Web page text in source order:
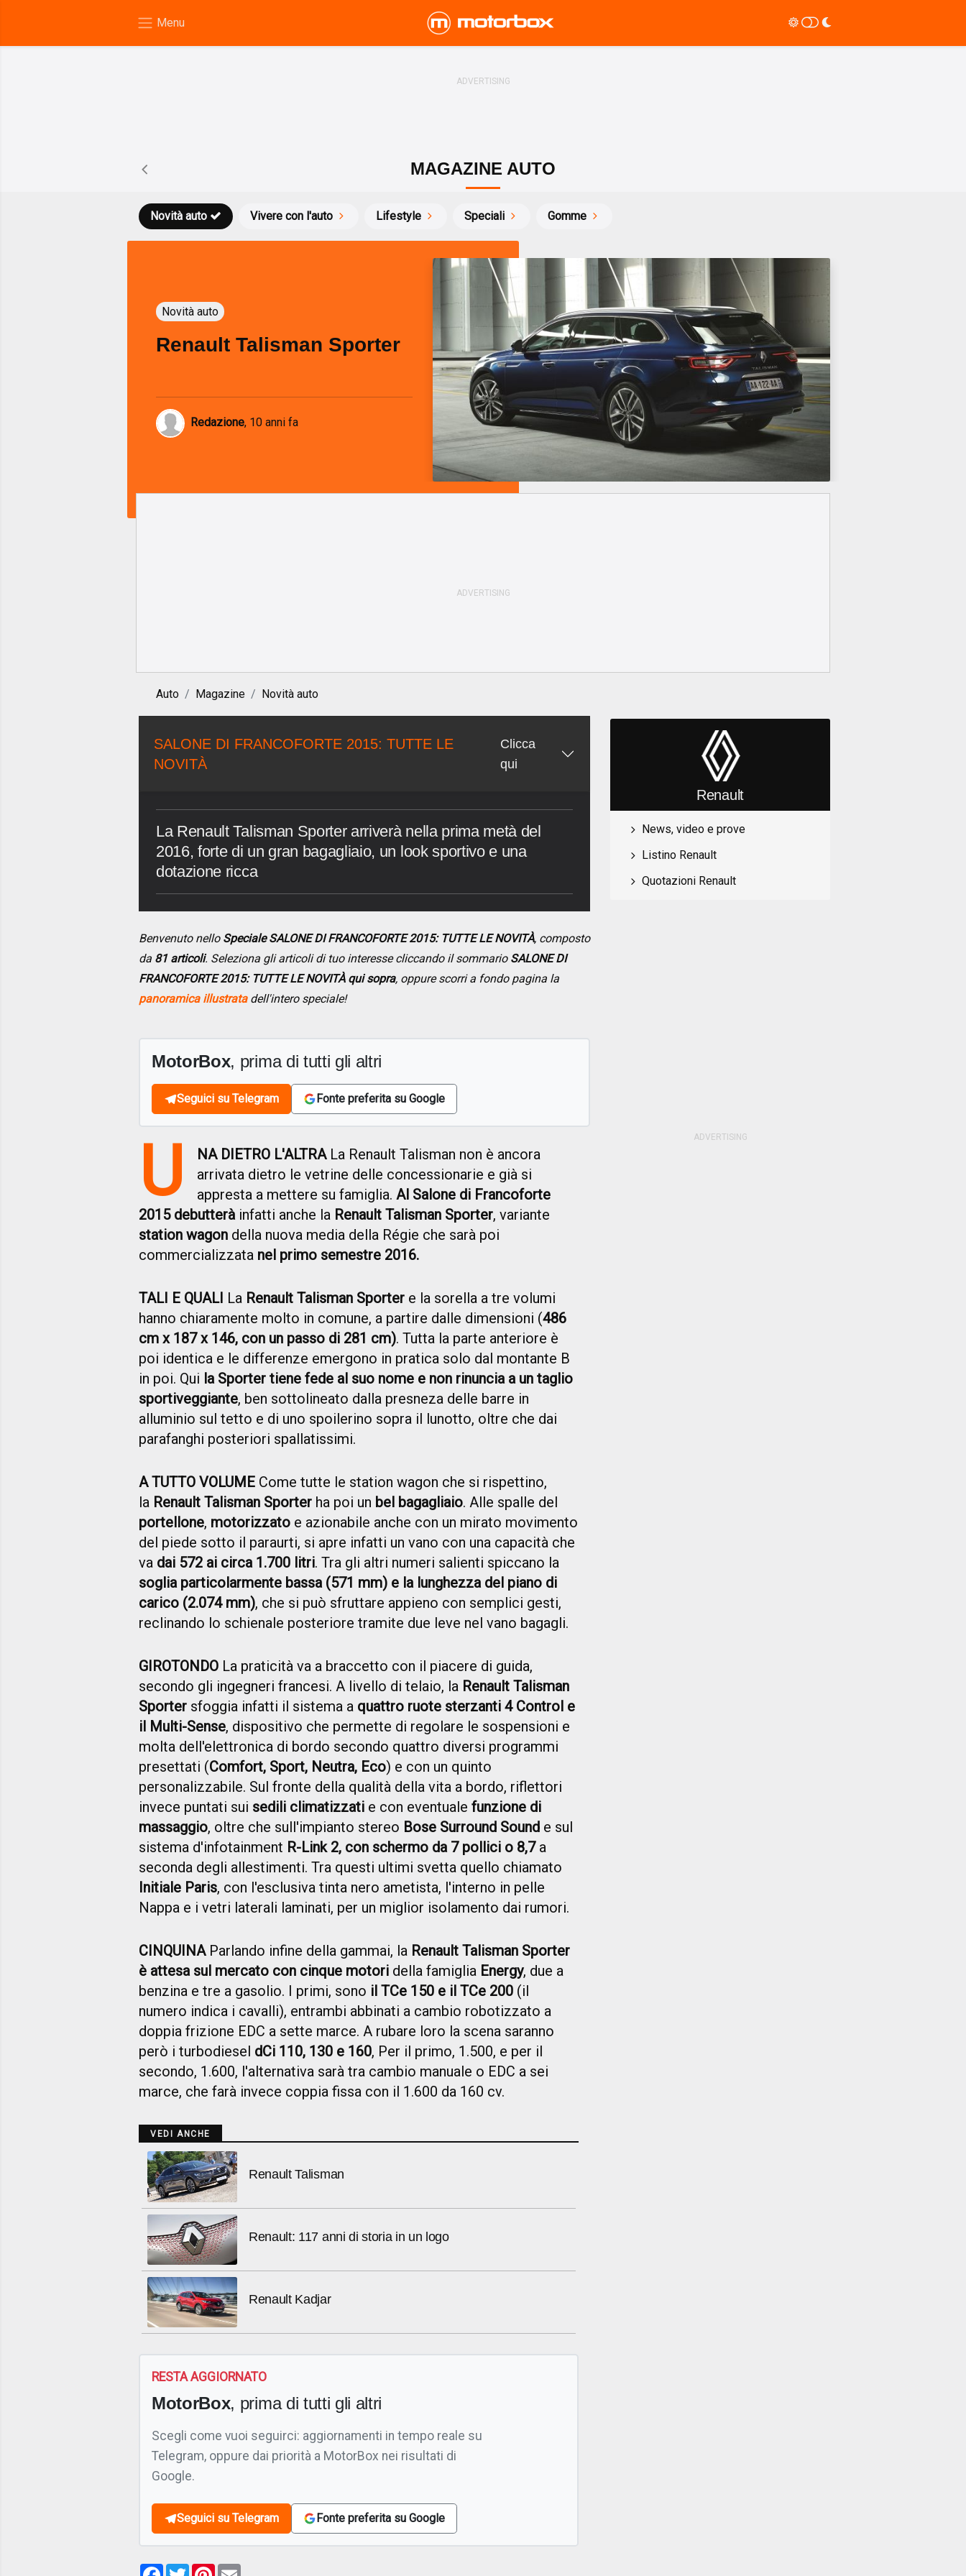
MAGAZINE AUTO
Novità auto Vivere con l'auto Lifestyle Speciali Gomme
Novità auto
Renault Talisman Sporter
Redazione, 10 anni fa
Auto Magazine Novità auto
SALONE DI FRANCOFORTE 2015: TUTTE LE
NOVITÀ
Clicca
qui
La Renault Talisman Sporter arriverà nella prima metà del
2016, forte di un gran bagagliaio, un look sportivo e una
dotazione ricca
Benvenuto nello Speciale SALONE DI FRANCOFORTE 2015: TUTTE LE NOVITÀ, composto
da 81 articoli. Seleziona gli articoli di tuo interesse cliccando il sommario SALONE DI
FRANCOFORTE 2015: TUTTE LE NOVITÀ qui sopra, oppure scorri a fondo pagina la
panoramica illustratadell'intero speciale!
MotorBox, prima di tutti gli altri
Seguici su Telegram Fonte preferita su Google
U NA DIETRO L'ALTRALa Renault Talisman non è ancora
arrivata dietro le vetrine delle concessionarie e già si
appresta a mettere su famiglia.Al Salone di Francoforte
2015 debutteràinfatti anche la Renault Talisman Sporter, variante
station wagon della nuova media della Régie che sarà poi
commercializzata nel primo semestre 2016.
TALI E QUALI La Renault Talisman Sporter e la sorella a tre volumi
hanno chiaramente molto in comune, a partire dalle dimensioni (486
cm x 187 x 146, con un passo di 281 cm). Tutta la parte anteriore è
poi identica e le differenze emergono in pratica solo dal montante B
in poi. Qui la Sporter tiene fede al suo nome e non rinuncia a un taglio
sportiveggiante, ben sottolineato dalla presneza delle barre in
alluminio sul tetto e di uno spoilerino sopra il lunotto, oltre che dai
parafanghi posteriori spallatissimi.
A TUTTO VOLUME Come tutte le station wagon che si rispettino,
la Renault Talisman Sporter ha poi un bel bagagliaio. Alle spalle del
portellone, motorizzato e azionabile anche con un mirato movimento
del piede sotto il paraurti, si apre infatti un vano con una capacità che
va dai 572 ai circa 1.700 litri. Tra gli altri numeri salienti spiccano la
soglia particolarmente bassa (571 mm) e la lunghezza del piano di
carico (2.074 mm), che si può sfruttare appieno con semplici gesti,
reclinando lo schienale posteriore tramite due leve nel vano bagagli.
GIROTONDO La praticità va a braccetto con il piacere di guida,
secondo gli ingegneri francesi. A livello di telaio, la Renault Talisman
Sporter sfoggia infatti il sistema a quattro ruote sterzanti 4 Control e
il Multi-Sense, dispositivo che permette di regolare le sospensioni e
molta dell'elettronica di bordo secondo quattro diversi programmi
presettati (Comfort, Sport, Neutra, Eco) e con un quinto
personalizzabile. Sul fronte della qualità della vita a bordo, riflettori
invece puntati sui sedili climatizzati e con eventuale funzione di
massaggio, oltre che sull'impianto stereo Bose Surround Sound e sul
sistema d'infotainment R-Link 2, con schermo da 7 pollici o 8,7a
seconda degli allestimenti. Tra questi ultimi svetta quello chiamato
Initiale Paris, con l'esclusiva tinta nero ametista, l'interno in pelle
Nappa e i vetri laterali laminati, per un miglior isolamento dai rumori.
CINQUINAParlando infine della gammai, la Renault Talisman Sporter
è attesa sul mercato con cinque motori della famiglia Energy, due a
benzina e tre a gasolio. I primi, sono il TCe 150 e il TCe 200 (il
numero indica i cavalli), entrambi abbinati a cambio robotizzato a
doppia frizione EDC a sette marce. A rubare loro la scena saranno
però i turbodiesel dCi 110, 130 e 160, Per il primo, 1.500, e per il
secondo, 1.600, l'alternativa sarà tra cambio manuale o EDC a sei
marce, che farà invece coppia fissa con il 1.600 da 160 cv.
VEDI ANCHE
Renault Talisman
Renault: 117 anni di storia in un logo
Renault Kadjar
RESTA AGGIORNATO
MotorBox, prima di tutti gli altri
Scegli come vuoi seguirci: aggiornamenti in tempo reale su
Telegram, oppure dai priorità a MotorBox nei risultati di
Google.
Seguici su Telegram Fonte preferita su Google
Facebook
TwitterPinterest
Renault
News, video e prove
Listino Renault
Quotazioni Renault